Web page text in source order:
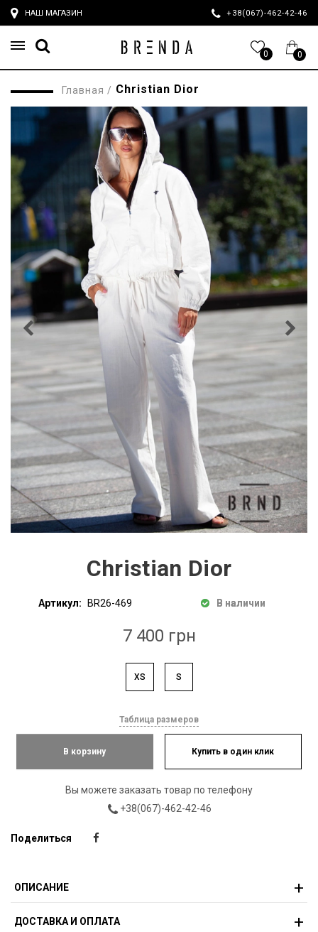
НАШ МАГАЗИН +38(067)-462-42-46
0 0
Главная / Christian Dior
Christian Dior
Артикул: BR26-469 В наличии
7 400 грн
XS S
Таблица размеров
В корзину Купить в один клик
Вы можете заказать товар по телефону
+38(067)-462-42-46
Поделиться
ОПИСАНИЕ
ДОСТАВКА И ОПЛАТА